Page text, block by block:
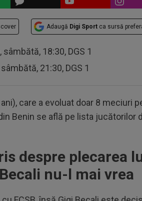
Adaugă Digi Sport ca sursă
, sâmbătă, 18:30, DGS 1
sâmbătă, 21:30, DGS 1
care a evoluat doar 8 meciuri
Benin se află pe lista jucătorilor
despre plecarea
nu-l mai vrea